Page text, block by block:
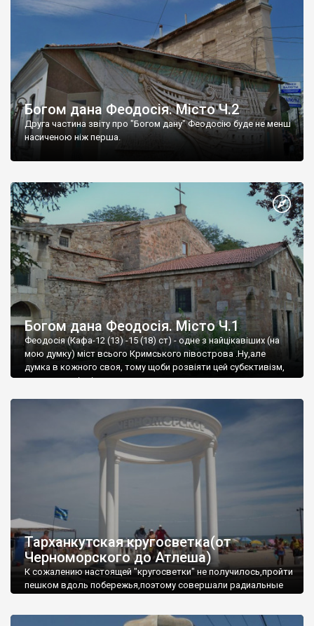
Богом дана Феодосія. Місто Ч.2
Друга частина звіту про "Богом дану" Феодосію буде не менш
насиченою ніж перша.
Богом дана Феодосія. Місто Ч.1
Феодосія (Кафа-12 (13) -15 (18) ст) - одне з найцікавіших (на
мою думку) міст всього Кримського півострова .Ну,але
думка в кожного своя, тому щоби розвіяти цей субєктивізм,
запрошую відвідати це
Тарханкутская кругосветка(от
Черноморского до Атлеша)
К сожалению настоящей "кругосветки" не получилось,пройти
пешком вдоль побережья,поэтому совершали радиальные